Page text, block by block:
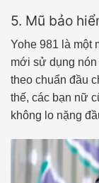
5. Mũ bảo
Yohe 981 là một
mới sử dụng nón
theo chuẩn đầu
thế, các bạn nữ
không lo nặng